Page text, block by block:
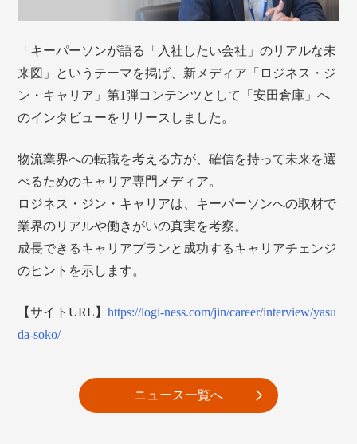
「キーパーソンが語る「入社したい会社」のリアルな未
来図」というテーマを掲げ、新メディア「ロジネス・ジ
ン・キャリア」第1弾コンテンツとして「安田倉庫」へ
のインタビューをリリースしました。
物流業界への転職を考える方が、確信を持って未来を選
べるためのキャリア専門メディア。
ロジネス・ジン・キャリアは、キーパーソンへの取材で
業界のリアルや働きがいの真実を考察。
成長できるキャリアプランと成功するキャリアチェンジ
のヒントを示します。
【サイトURL】https://logi-ness.com/jin/career/interview/yasu
da-soko/
ニュース一覧へ